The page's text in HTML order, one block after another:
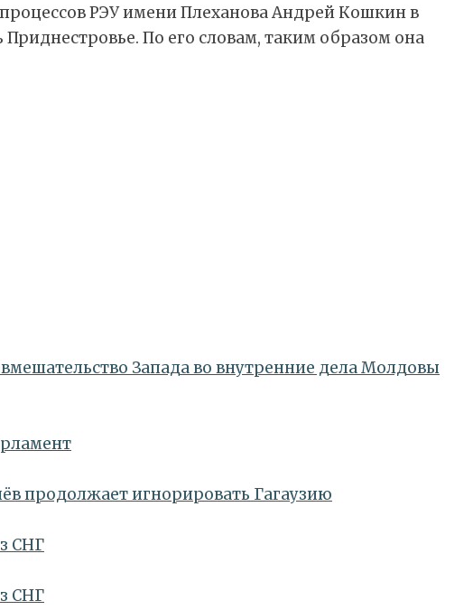
РЭУ имени Плеханова Андрей Кошкин в
По его словам, таким образом она
СНГ
СНГ